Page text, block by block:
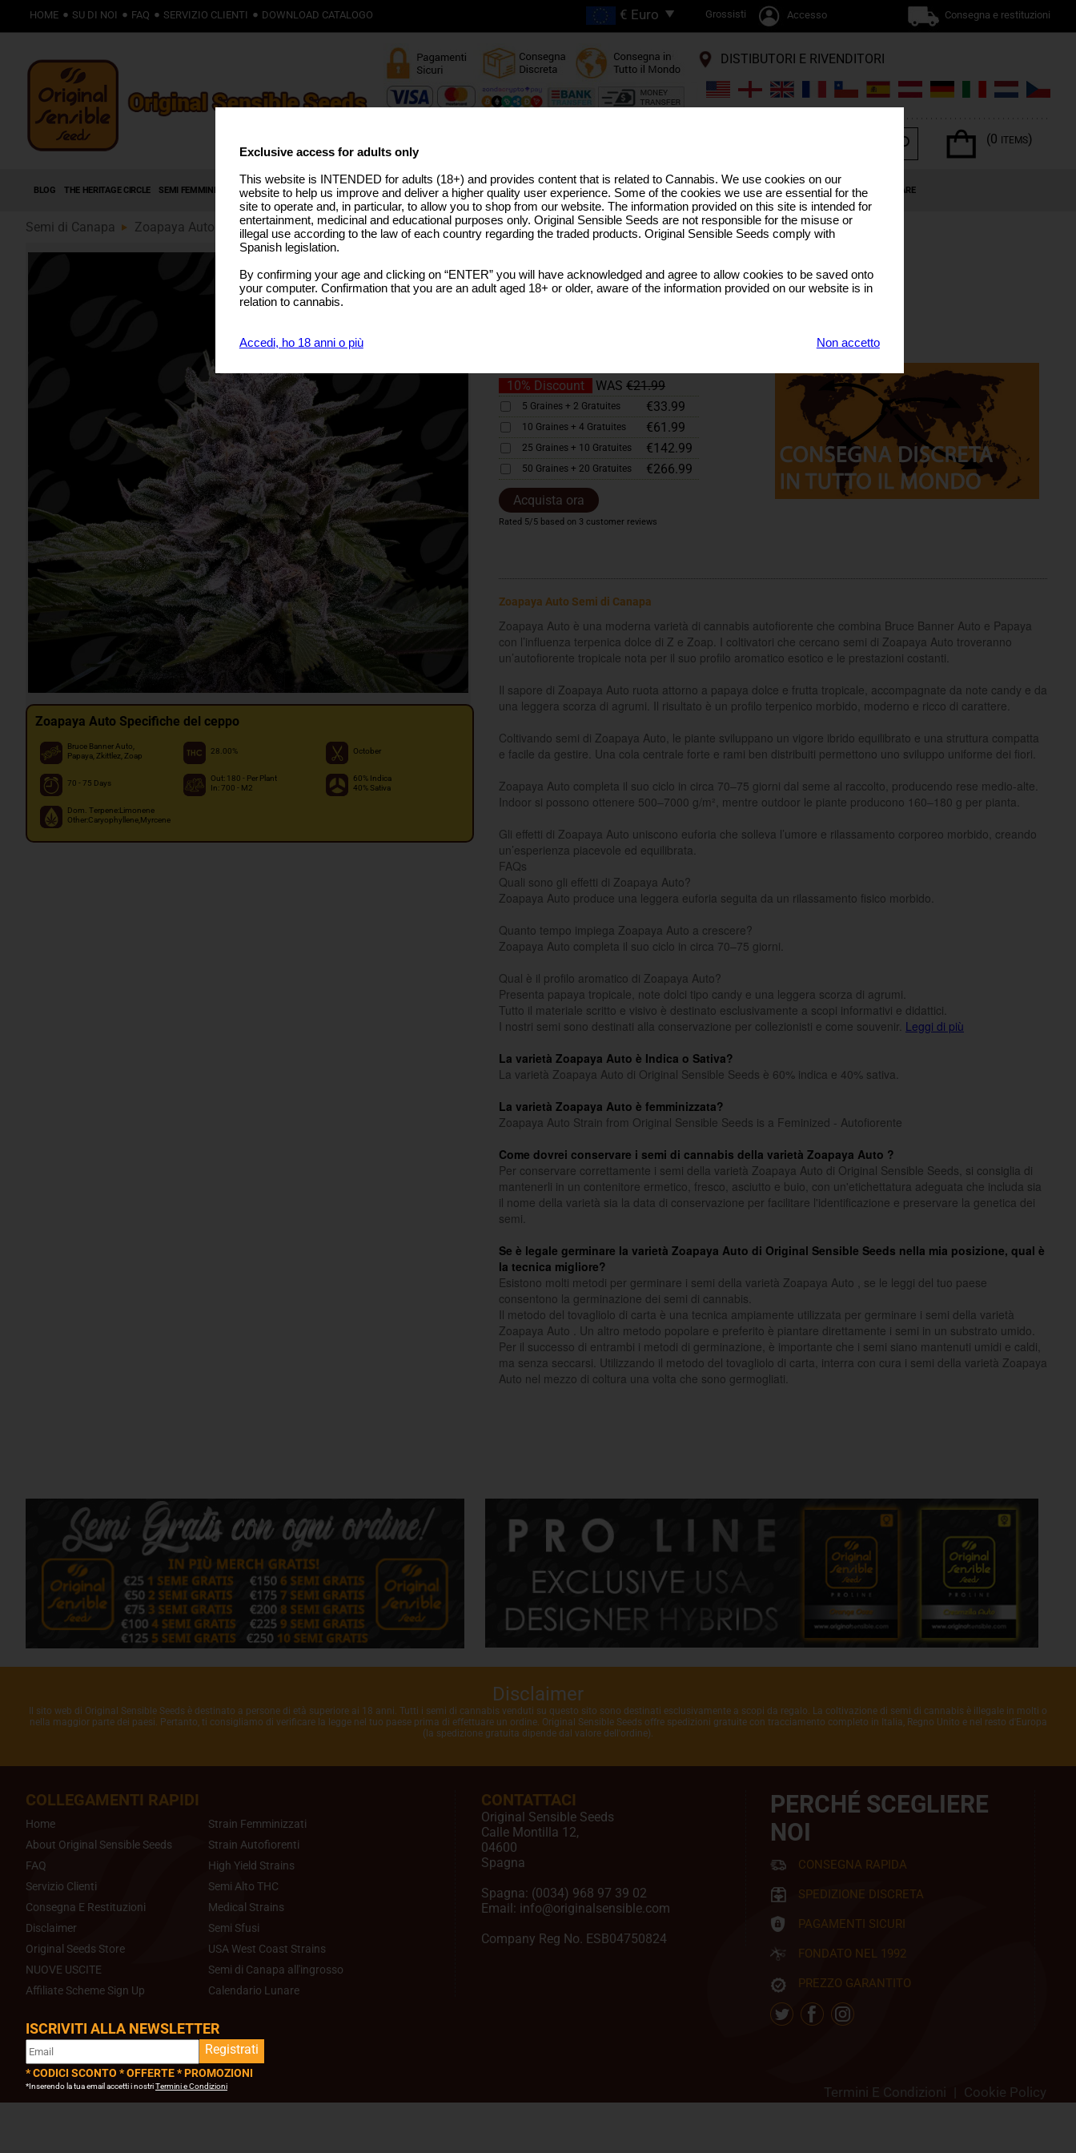
HOME SU DI NOI FAQ SERVIZIO CLIENTI DOWNLOAD CATALOGO Grossisti Accesso Consegna e restituzioni
DISTIBUTORI E RIVENDITORI
(0 ITEMS)
BLOG THE HERITAGE CIRCLE SEMI FEMMINIZZATI SEMI AUTOFIORENTI SEMI ALTO THC LINEA PRO SEMI MEDICINALI STRAIN USA SEMI SFUSI TERPENI DELLA CANNABIS OFFERTE SPECIALI CALENDARIO LUNARE
Semi di Canapa Zoapaya Auto (89)
Zoapaya Auto Specifiche del ceppo
Bruce Banner Auto,
Papaya, Zkittlez, Zoap
28.00% October
70 - 75 Days
Out: 180 - Per Plant
In: 700 - M2
60% Indica
40% Sativa
Dom. Terpene:Limonene
Other:Caryophyllene,Myrcene
Bruce Banner Autox Papaya x Zkittlez
SCEGLI DIMENSIONE
10% Discount
WAS €21.99
5 Graines + 2 Gratuites €33.99
10 Graines + 4 Gratuites €61.99
25 Graines + 10 Gratuites €142.99
50 Graines + 20 Gratuites €266.99
Acquista ora
Rated 5/5 based on 3 customer reviews
Zoapaya Auto Semi di Canapa
Zoapaya Auto è una moderna varietà di cannabis autofiorente che combina Bruce Banner Auto e Papaya
con l’influenza terpenica dolce di Z e Zoap. I coltivatori che cercano semi di Zoapaya Auto troveranno
un’autofiorente tropicale nota per il suo profilo aromatico esotico e le prestazioni costanti.
Il sapore di Zoapaya Auto ruota attorno a papaya dolce e frutta tropicale, accompagnate da note candy e da
una leggera scorza di agrumi. Il risultato è un profilo terpenico morbido, moderno e ricco di carattere.
Coltivando semi di Zoapaya Auto, le piante sviluppano un vigore ibrido equilibrato e una struttura compatta
e facile da gestire. Una cola centrale forte e rami ben distribuiti permettono uno sviluppo uniforme dei fiori.
Zoapaya Auto completa il suo ciclo in circa 70–75 giorni dal seme al raccolto, producendo rese medio-alte.
Indoor si possono ottenere 500–7000 g/m², mentre outdoor le piante producono 160–180 g per pianta.
Gli effetti di Zoapaya Auto uniscono euforia che solleva l’umore e rilassamento corporeo morbido, creando
un’esperienza piacevole ed equilibrata.
FAQs
Quali sono gli effetti di Zoapaya Auto?
Zoapaya Auto produce una leggera euforia seguita da un rilassamento fisico morbido.
Quanto tempo impiega Zoapaya Auto a crescere?
Zoapaya Auto completa il suo ciclo in circa 70–75 giorni.
Qual è il profilo aromatico di Zoapaya Auto?
Presenta papaya tropicale, note dolci tipo candy e una leggera scorza di agrumi.
Tutto il materiale scritto e visivo è destinato esclusivamente a scopi informativi e didattici.
I nostri semi sono destinati alla conservazione per collezionisti e come souvenir. Leggi di più
La varietà Zoapaya Auto è Indica o Sativa?
La varietà Zoapaya Auto di Original Sensible Seeds è 60% indica e 40% sativa.
La varietà Zoapaya Auto è femminizzata?
Zoapaya Auto Strain from Original Sensible Seeds is a Feminized - Autofiorente
Come dovrei conservare i semi di cannabis della varietà Zoapaya Auto ?
Per conservare correttamente i semi della varietà Zoapaya Auto di Original Sensible Seeds, si consiglia di
mantenerli in un contenitore ermetico, fresco, asciutto e buio, con un'etichettatura adeguata che includa sia
il nome della varietà sia la data di conservazione per facilitare l'identificazione e preservare la genetica dei
semi.
Se è legale germinare la varietà Zoapaya Auto di Original Sensible Seeds nella mia posizione, qual è
la tecnica migliore?
Esistono molti metodi per germinare i semi della varietà Zoapaya Auto , se le leggi del tuo paese
consentono la germinazione dei semi di cannabis.
Il metodo del tovagliolo di carta è una tecnica ampiamente utilizzata per germinare i semi della varietà
Zoapaya Auto . Un altro metodo popolare e preferito è piantare direttamente i semi in un substrato umido.
Per il successo di entrambi i metodi di germinazione, è importante che i semi siano mantenuti umidi e caldi,
ma senza seccarsi. Utilizzando il metodo del tovagliolo di carta, interra con cura i semi della varietà Zoapaya
Auto nel mezzo di coltura una volta che sono germogliati.
Disclaimer
Il sito web di Original Sensible Seeds è destinato a persone di età superiore ai 18 anni. Tutti i semi di cannabis venduti su questo sito sono destinati esclusivamente a scopi da regalo. La coltivazione di semi di cannabis è illegale in molti o
nella maggior parte dei paesi. Pertanto, ti consigliamo di verificare la legge nel tuo paese prima di effettuare un ordine. Original Sensible Seeds offre spedizioni gratuite con tracciamento completo in Italia, Regno Unito e nel resto d'Europa
(la spedizione gratuita dipende dal valore dell'ordine).
COLLEGAMENTI RAPIDI
Home
About Original Sensible Seeds
FAQ
Servizio Clienti
Consegna E Restituzioni
Disclaimer
Original Seeds Store
NUOVE USCITE
Affiliate Scheme Sign Up
Strain Femminizzati
Strain Autofiorenti
High Yield Strains
Semi Alto THC
Medical Strains
Semi Sfusi
USA West Coast Strains
Semi di Canapa all'ingrosso
Calendario Lunare
CONTATTACI
Original Sensible Seeds
Calle Montilla 12,
04600
Spagna
Spagna: (0034) 968 97 39 02
Email: info@originalsensible.com
Company Reg No. ESB04750824
PERCHÉ SCEGLIERE
NOI
CONSEGNA RAPIDA
SPEDIZIONE DISCRETA
PAGAMENTI SICURI
FONDATO NEL 1992
PREZZO GARANTITO
ISCRIVITI ALLA NEWSLETTER
Registrati
* CODICI SCONTO * OFFERTE * PROMOZIONI
*Inserendo la tua email accetti i nostriTermini e Condizioni Termini E Condizioni Cookie Policy
Exclusive access for adults only
This website is INTENDED for adults (18+) and provides content that is related to Cannabis. We use cookies on our
website to help us improve and deliver a higher quality user experience. Some of the cookies we use are essential for the
site to operate and, in particular, to allow you to shop from our website. The information provided on this site is intended for
entertainment, medicinal and educational purposes only. Original Sensible Seeds are not responsible for the misuse or
illegal use according to the law of each country regarding the traded products. Original Sensible Seeds comply with
Spanish legislation.
By confirming your age and clicking on “ENTER” you will have acknowledged and agree to allow cookies to be saved onto
your computer. Confirmation that you are an adult aged 18+ or older, aware of the information provided on our website is in
relation to cannabis.
Accedi, ho 18 anni o più Non accetto